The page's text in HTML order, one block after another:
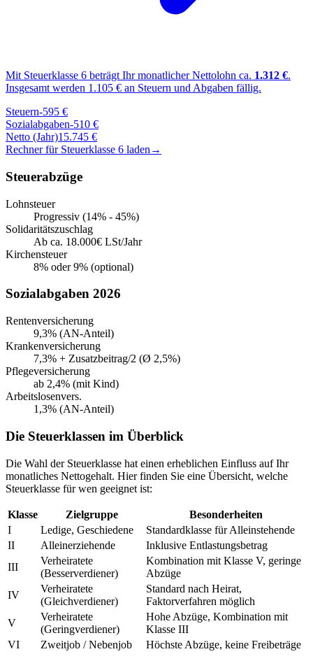
Mit Steuerklasse 6 beträgt Ihr monatlicher Nettolohn ca. 1.312 €.
Insgesamt werden 1.105 € an Steuern und Abgaben fällig.
Steuern-595 €
Sozialabgaben-510 €
Netto (Jahr)15.745 €
Rechner für Steuerklasse 6 laden →
Steuerabzüge
Lohnsteuer
Progressiv (14% - 45%)
Solidaritätszuschlag
Ab ca. 18.000€ LSt/Jahr
Kirchensteuer
8% oder 9% (optional)
Sozialabgaben 2026
Rentenversicherung
9,3% (AN-Anteil)
Krankenversicherung
7,3% + Zusatzbeitrag/2 (Ø 2,5%)
Pflegeversicherung
ab 2,4% (mit Kind)
Arbeitslosenvers.
1,3% (AN-Anteil)
Die Steuerklassen im Überblick
Die Wahl der Steuerklasse hat einen erheblichen Einfluss auf Ihr
monatliches Nettogehalt. Hier finden Sie eine Übersicht, welche
Steuerklasse für wen geeignet ist:
Klasse Zielgruppe
Besonderheiten
I
Ledige, Geschiedene
Standardklasse für Alleinstehende
II
Alleinerziehende
Inklusive Entlastungsbetrag
III
Verheiratete
(Besserverdiener)
Kombination mit Klasse V, geringe
Abzüge
IV
Verheiratete
(Gleichverdiener)
Standard nach Heirat,
Faktorverfahren möglich
V
Verheiratete
(Geringverdiener)
Hohe Abzüge, Kombination mit
Klasse III
VI
Zweitjob / Nebenjob Höchste Abzüge, keine Freibeträge